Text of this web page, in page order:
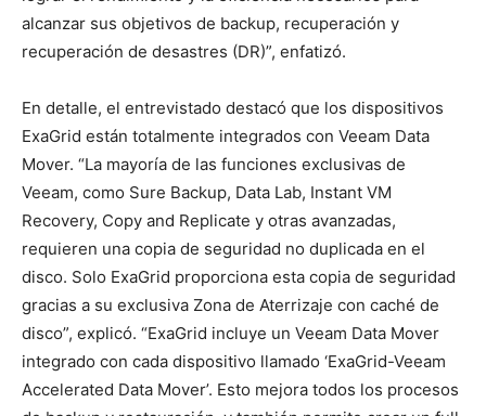
alcanzar sus objetivos de backup, recuperación y
recuperación de desastres (DR)”, enfatizó.
En detalle, el entrevistado destacó que los dispositivos
ExaGrid están totalmente integrados con Veeam Data
Mover. “La mayoría de las funciones exclusivas de
Veeam, como Sure Backup, Data Lab, Instant VM
Recovery, Copy and Replicate y otras avanzadas,
requieren una copia de seguridad no duplicada en el
disco. Solo ExaGrid proporciona esta copia de seguridad
gracias a su exclusiva Zona de Aterrizaje con caché de
disco”, explicó. “ExaGrid incluye un Veeam Data Mover
integrado con cada dispositivo llamado ‘ExaGrid-Veeam
Accelerated Data Mover’. Esto mejora todos los procesos